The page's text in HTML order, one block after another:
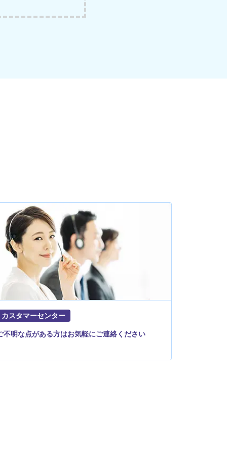
カスタマーセンター
不明な点がある方はお気軽にご連絡ください